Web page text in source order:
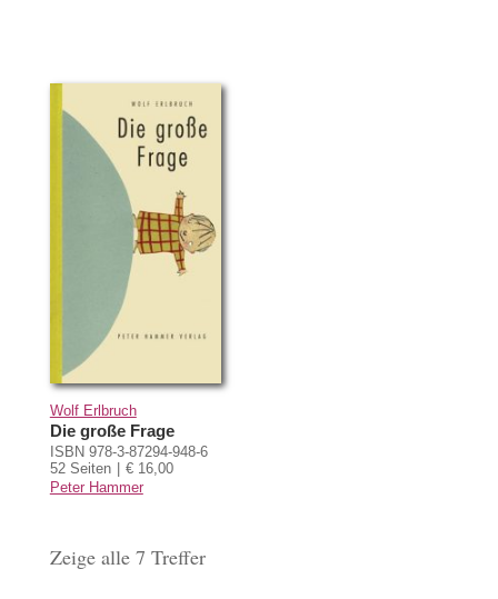
Wolf Erlbruch
Die große Frage
ISBN 978-3-87294-948-6
52 Seiten
€ 16,00
Peter Hammer
Zeige alle 7 Treffer